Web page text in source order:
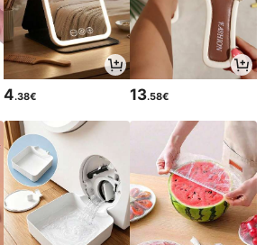
4.38€ 13.58€